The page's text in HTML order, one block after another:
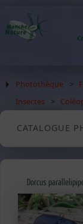
Photothèque >
Insectes
>
CATALOGUE
Dorcus